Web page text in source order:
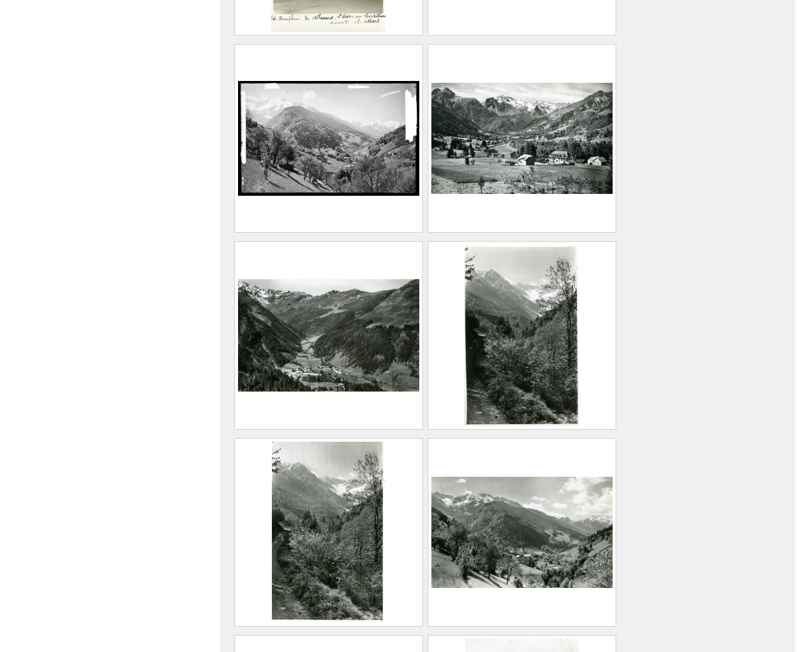
L’hiver au Curtillard
Allevard, 1962)
CE2020.1.469
Le village de Pinsot et les
FEUGIER, Albert Marius
(Saint-Marcellin, 1893 –
Allevard, 1962)
Société Agfa
CE2020.1.470
Le village de Pinsot et les
FEUGIER, Albert Marius
(Saint-Marcellin, 1893 –
Allevard, 1962)
ILFORD Limited
CE2020.1.475
Saison estivale. Les hôtels du
Curtillard et le massif des Sept-
FEUGIER, Albert Marius
(Saint-Marcellin, 1893 –
Allevard, 1962)
Maison Alpine
CE2020.1.526
Fond de France. Vallon du
Pleynet et les Fanges
FEUGIER, Albert Marius
(Saint-Marcellin, 1893 –
Allevard, 1962)
Maison Alpine
CE2020.1.527
Sur la route du Gleyzin
Maison Alpine
CE2020.1.531
Sur le chemin du Gleyzin
Pinsot station estivale. Les